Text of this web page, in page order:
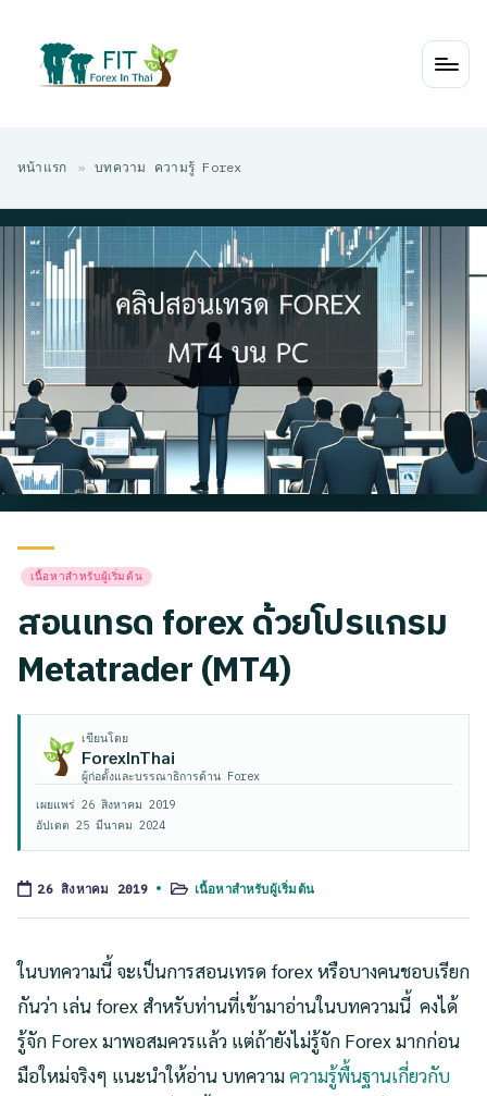
หน้าแรก » บทความ ความรู้ Forex
Posted
เนื้อหาสำหรับผู้เริ่มต้น
สอนเทรด forex ด้วยโปรแกรม
Metatrader (MT4)
เขียนโดย
ForexInThai
ผู้ก่อตั้งและบรรณาธิการด้าน Forex
เผยแพร่ 26 สิงหาคม 2019
อัปเดต 25 มีนาคม 2024
26 สิงหาคม 2019
Postedเนื้อหาสำหรับผู้เริ่มต้น
ในบทความนี้ จะเป็นการสอนเทรด forex หรือบางคนชอบเรียก
กันว่า เล่น forex สำหรับท่านที่เข้ามาอ่านในบทความนี้ คงได้
รู้จัก Forex มาพอสมควรแล้ว แต่ถ้ายังไม่รู้จัก Forex มากก่อน
มือใหม่จริงๆ แนะนำให้อ่าน บทความความรู้พื้นฐานเกี่ยวกับ